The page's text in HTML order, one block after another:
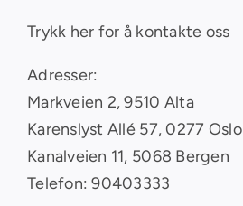
Trykk her for å kontakte oss
Adresser:
Markveien 2, 9510 Alta
Karenslyst Allé 57, 0277 Oslo
Kanalveien 11, 5068 Bergen
Telefon: 90403333